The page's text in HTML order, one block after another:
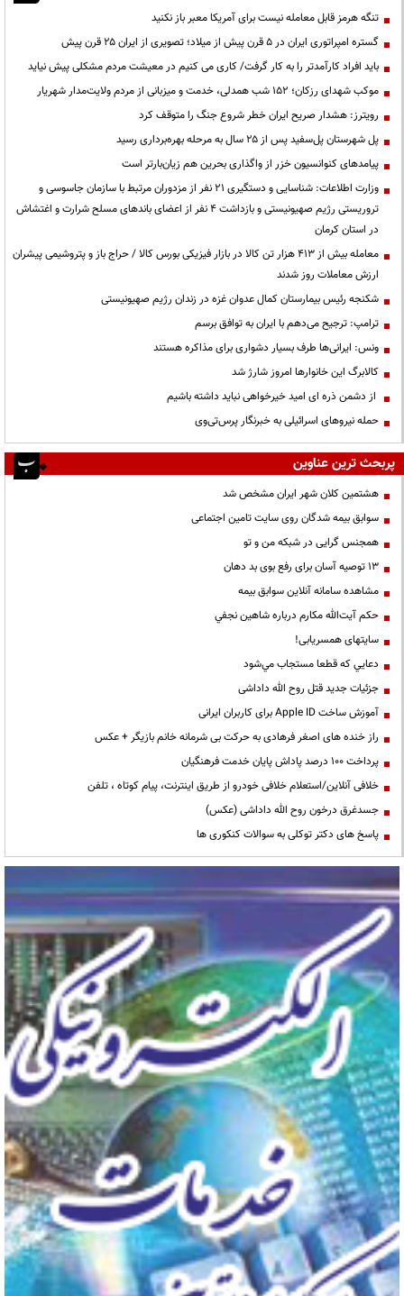
تنگه هرمز قابل معامله نیست برای آمریکا معبر باز نکنید
گستره امپراتوری ایران در ۵ قرن پیش از میلاد؛ تصویری از ایران ۲۵ قرن پیش
باید افراد کارآمدتر را به کار گرفت/ کاری می کنیم در معیشت مردم مشکلی پیش نیاید
موکب شهدای رزکان؛ ۱۵۲ شب همدلی، خدمت و میزبانی از مردم ولایت‌مدار شهریار
رویترز: هشدار صریح ایران خطر شروع جنگ را متوقف کرد
پل شهرستان پل‌سفید پس از ۲۵ سال به مرحله بهره‌برداری رسید
پیامدهای کنوانسیون خزر از واگذاری بحرین هم زیان‌بارتر است
وزارت اطلاعات: شناسایی و دستگیری ۲۱ نفر از مزدوران مرتبط با سازمان جاسوسی و
تروریستی رژیم صهیونیستی و بازداشت ۴ نفر از اعضای باندهای مسلح شرارت و اغتشاش
در استان کرمان
معامله بیش از ۴۱۳ هزار تن کالا در بازار فیزیکی بورس کالا / حراج باز و پتروشیمی پیشران
ارزش معاملات روز شدند
شکنجه رئیس بیمارستان کمال عدوان غزه در زندان رژیم صهیونیستی
ترامپ: ترجیح می‌دهم با ایران به توافق برسم
ونس: ایرانی‌ها طرف بسیار دشواری برای مذاکره هستند
کالابرگ این خانوارها امروز شارژ شد
از دشمن ذره ای امید خیرخواهی نباید داشته باشیم
حمله نیروهای اسرائیلی به خبرنگار پرس‌تی‌وی
پربحث ترین عناوین
هشتمین کلان شهر ایران مشخص شد
سوابق بیمه شدگان روی سایت تامین اجتماعی
همجنس گرایی در شبکه من و تو
13 توصیه آسان برای رفع بوی بد دهان
مشاهده سامانه آنلاين سوابق بیمه
حكم آيت‌الله مكارم درباره شاهين نجفي
سایتهای همسریابی!
دعايي كه قطعا مستجاب مي‌شود
جزئیات جدید قتل روح الله داداشی
آموزش ساخت Apple ID برای کاربران ایرانی
راز خنده های اصغر فرهادی به حرکت بی شرمانه خانم بازیگر + عکس
پرداخت ۱۰۰ درصد پاداش پایان خدمت فرهنگیان
خلافی آنلاین/استعلام خلافی خودرو از طریق اینترنت، پیام کوتاه ، تلفن
جسدغرق درخون روح الله داداشی (عکس)
پاسخ های دکتر توکلی به سوالات کنکوری ها